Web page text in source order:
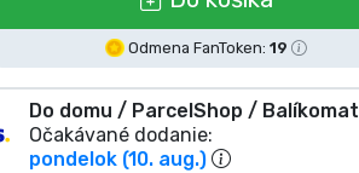
Odmena FanToken: 19
Do domu / ParcelShop / Balíkomat
Očakávané dodanie:
pondelok (10. aug.)